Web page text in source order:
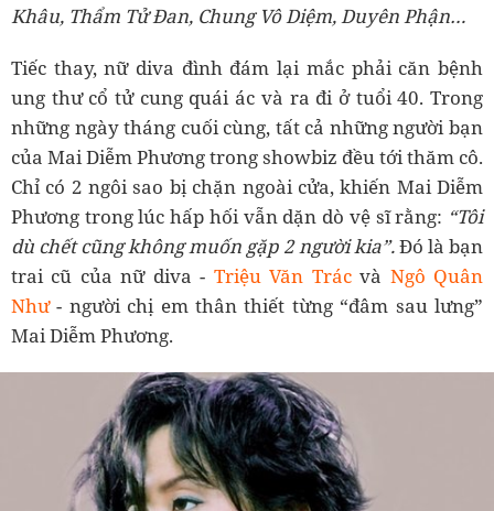
Khâu, Thẩm Tử Đan, Chung Vô Diệm, Duyên Phận…
Tiếc thay, nữ diva đình đám lại mắc phải căn bệnh
ung thư cổ tử cung quái ác và ra đi ở tuổi 40. Trong
những ngày tháng cuối cùng, tất cả những người bạn
của Mai Diễm Phương trong showbiz đều tới thăm cô.
Chỉ có 2 ngôi sao bị chặn ngoài cửa, khiến Mai Diễm
Phương trong lúc hấp hối vẫn dặn dò vệ sĩ rằng: “Tôi
dù chết cũng không muốn gặp 2 người kia”.Đó là bạn
trai cũ của nữ diva - Triệu Văn Trácvà Ngô Quân
Như- người chị em thân thiết từng “đâm sau lưng”
Mai Diễm Phương.